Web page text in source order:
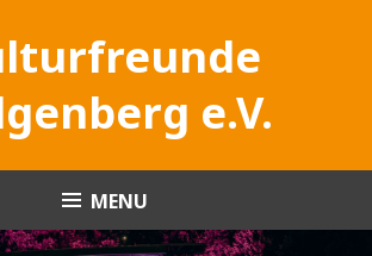
e.V.
MENU